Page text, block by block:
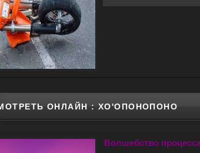
ОНЛАЙН : ХО'ОПОНОПОНО
Волшебство